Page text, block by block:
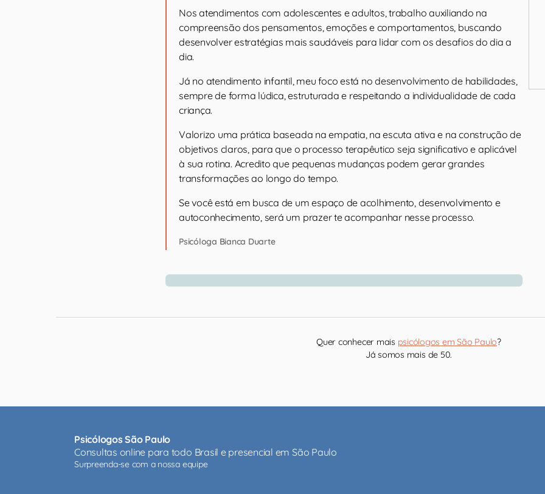
Nos atendimentos com adolescentes e adultos, trabalho auxiliando na
compreensão dos pensamentos, emoções e comportamentos, buscando
desenvolver estratégias mais saudáveis para lidar com os desafios do dia a
dia.
Já no atendimento infantil, meu foco está no desenvolvimento de habilidades,
sempre de forma lúdica, estruturada e respeitando a individualidade de cada
criança.
Valorizo uma prática baseada na empatia, na escuta ativa e na construção de
objetivos claros, para que o processo terapêutico seja significativo e aplicável
à sua rotina. Acredito que pequenas mudanças podem gerar grandes
transformações ao longo do tempo.
Se você está em busca de um espaço de acolhimento, desenvolvimento e
autoconhecimento, será um prazer te acompanhar nesse processo.
Psicóloga Bianca Duarte
Quer conhecer mais psicólogos em São Paulo?
Já somos mais de 50.
Psicólogos São Paulo
Consultas online para todo Brasil e presencial em São Paulo
Surpreenda-se com a nossa equipe